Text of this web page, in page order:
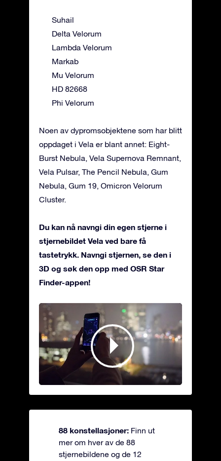
Suhail
Delta Velorum
Lambda Velorum
Markab
Mu Velorum
HD 82668
Phi Velorum
Noen av dypromsobjektene som har blitt
oppdaget i Vela er blant annet: Eight-
Burst Nebula, Vela Supernova Remnant,
Vela Pulsar, The Pencil Nebula, Gum
Nebula, Gum 19, Omicron Velorum
Cluster.
Du kan nå navngi din egen stjerne i
stjernebildet Vela ved bare få
tastetrykk. Navngi stjernen, se den i
3D og søk den opp med OSR Star
Finder-appen!
88 konstellasjoner: Finn ut
mer om hver av de 88
stjernebildene og de 12